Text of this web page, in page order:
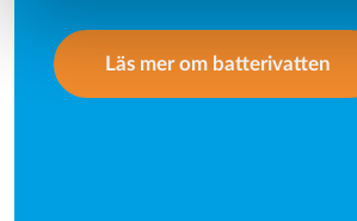
Läs mer om batterivatten